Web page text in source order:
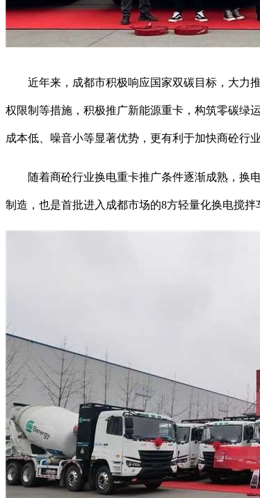
近年来，成都市积极响应国家双碳目标，大力推
权限制等措施，积极推广新能源重卡，构筑零碳绿
成本低、噪音小等显著优势，更有利于加快商砼行
随着商砼行业换电重卡推广条件逐渐成熟，换电
制造，也是首批进入成都市场的8方轻量化换电搅拌